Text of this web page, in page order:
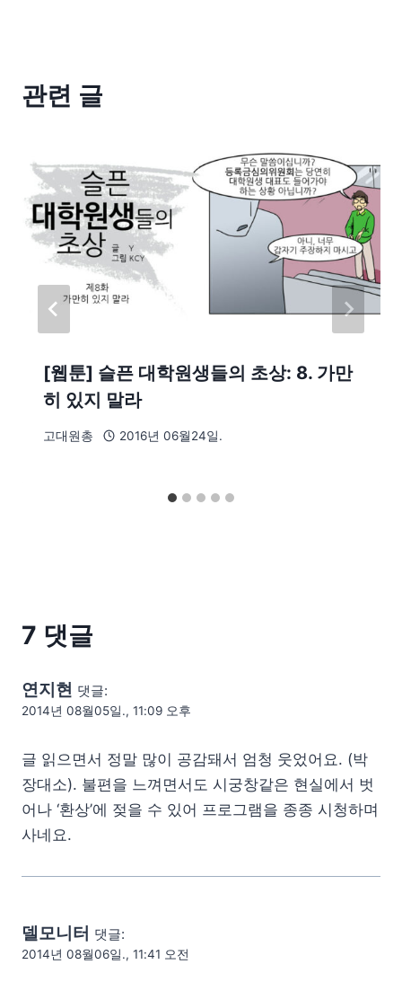
관련 글
[웹툰] 슬픈 대학원생들의 초상: 8. 가만
히 있지 말라
고대원총 2016년 06월24일.
7 댓글
연지현 댓글:
2014년 08월05일., 11:09 오후
글 읽으면서 정말 많이 공감돼서 엄청 웃었어요. (박
장대소). 불편을 느껴면서도 시궁창같은 현실에서 벗
어나 ‘환상’에 젖을 수 있어 프로그램을 종종 시청하며
사네요.
델모니터 댓글:
2014년 08월06일., 11:41 오전